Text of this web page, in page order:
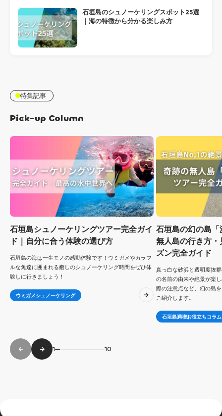
石垣島のシュノーケリングスポット25選
｜海の特徴から分かる楽しみ方
特集記事
Pick-up Column
石垣島シュノーケリングツアー完全ガイ
ド｜自分に合う体験の選び方
石垣島の海は一生モノの感動体験です！ウミガメやカラフ
ルな魚達に囲まれる癒しのシュノーケリング時間をぜひ体
験しに行きましょう！
ウミガメシュノーケリング
石垣島の幻の島
無人島の行き方
ズン完全ガイド
真っ白な砂浜と透明度抜
の名前の由来や絶景が楽
際の注意点など、幻の島
ご紹介します。
石垣島満喫お役立ちコラム
1 10